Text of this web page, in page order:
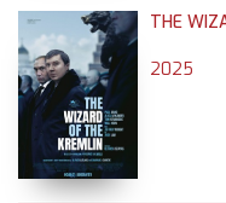
THE
2025